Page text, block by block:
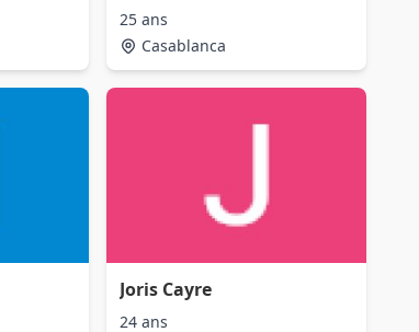
25 ans
Casablanca
Joris Cayre
24 ans